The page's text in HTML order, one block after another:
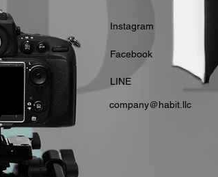
Instagram
​Facebook
​LINE
company＠habit.llc